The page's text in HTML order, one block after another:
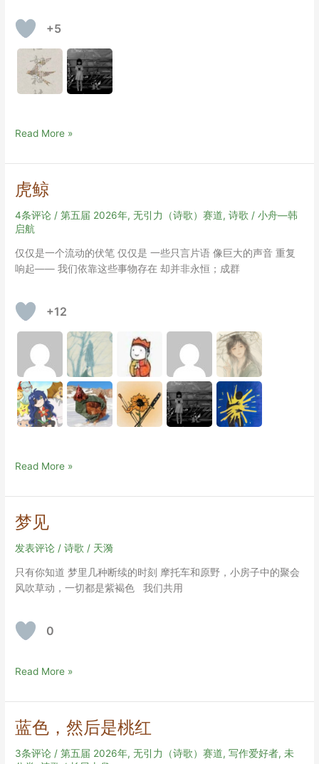
+5
密
保
护：
入
侵
者
码
提
我
的
那
嗜
好
品
的
称，
小
全
拼)
Read More »
虎鲸
4条评论 /第五届 2026年,无引力（诗歌）赛道,诗歌 /小舟—韩
启航
仅仅是一个流动的伏笔 仅仅是 一些只言片语 像巨大的声音 重复
响起—— 我们依靠这些事物存在 却并非永恒；成群
+12
虎
Read More »
梦见
发表评论 /诗歌 / 天漪
只有你知道 梦里几种断续的时刻 摩托车和原野，小房子中的聚会
风吹草动，一切都是紫褐色 我们共用
0
梦
Read More »
蓝色，然后是桃红
3条评论 /第五届 2026年,无引力（诗歌）赛道,写作爱好者,未